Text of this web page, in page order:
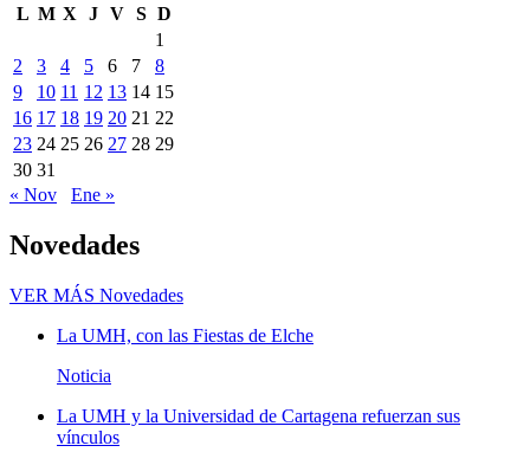
L M X J V S D
1
2
3 4 5 6 7
8
9
10 11 12 13 14 15
16 17 18 19 20 21 22
23 24 25 26 27 28 29
30 31
« Nov
Ene »
Novedades
VER MÁS Novedades
La UMH, con las Fiestas de Elche
Noticia
La UMH y la Universidad de Cartagena refuerzan sus
vínculos